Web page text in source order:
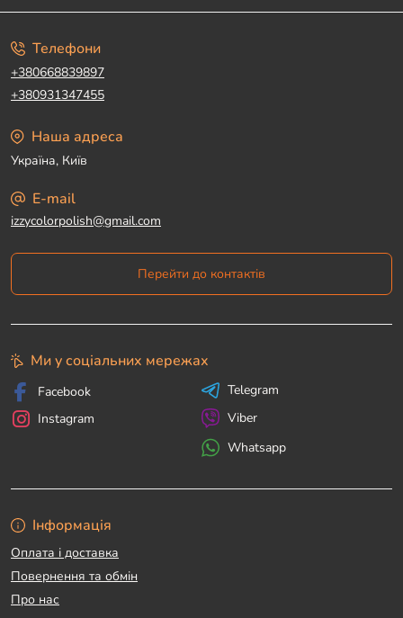
Телефони
+380668839897
+380931347455
Наша адреса
Україна, Київ
E-mail
izzycolorpolish@gmail.com
Перейти до контактів
Інформація
Оплата і доставка
Повернення та обмін
Про нас
Ми у соціальних мережах
Facebook
Instagram
Telegram
Viber
Whatsapp